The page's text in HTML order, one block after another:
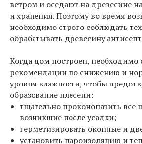
ветром и оседают на древесине
и хранения. Поэтому во время
необходимо строго соблюдать
обрабатывать древесину
Когда дом построен, необходимо
рекомендации по снижению и
уровня влажности, чтобы
образование плесени:
тщательно проконопатить все
возникшие после усадки;
герметизировать оконные и
установить пароизоляцию и